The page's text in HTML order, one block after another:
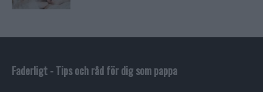
Faderligt - Tips och råd för dig som pappa